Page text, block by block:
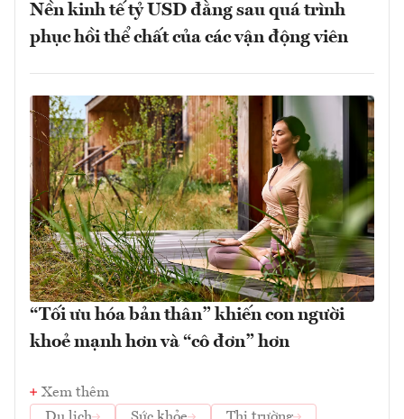
Nền kinh tế tỷ USD đằng sau quá trình
phục hồi thể chất của các vận động viên
“Tối ưu hóa bản thân” khiến con người
khoẻ mạnh hơn và “cô đơn” hơn
Xem thêm